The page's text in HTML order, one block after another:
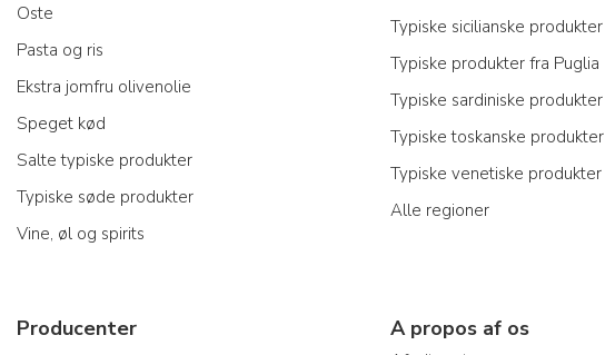
Oste
Pasta og ris
Ekstra jomfru olivenolie
Speget kød
Salte typiske produkter
Typiske søde produkter
Vine, øl og spirits
Typiske sicilianske produkter
Typiske produkter fra Puglia
Typiske sardiniske produkter
Typiske toskanske produkter
Typiske venetiske produkter
Alle regioner
Producenter A propos af os